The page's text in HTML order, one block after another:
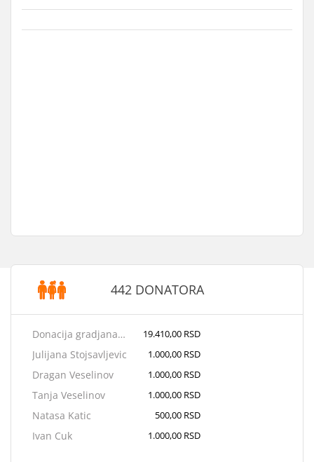
442 DONATORA
Donacija gradjana/ki - Vrsac challenge race 19.410,00 RSD
Julijana Stojsavljevic 1.000,00 RSD
Dragan Veselinov 1.000,00 RSD
Tanja Veselinov 1.000,00 RSD
Natasa Katic 500,00 RSD
Ivan Cuk 1.000,00 RSD